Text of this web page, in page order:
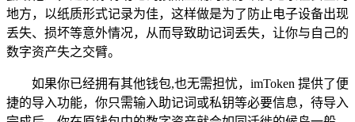
地方，以纸质形式记录为佳，这样做是为了防止电子设备出现
丢失、损坏等意外情况，从而导致助记词丢失，让你与自己的
数字资产失之交臂。
如果你已经拥有其他钱包,也无需担忧，imToken 提供了便
捷的导入功能，你只需输入助记词或私钥等必要信息，待导入